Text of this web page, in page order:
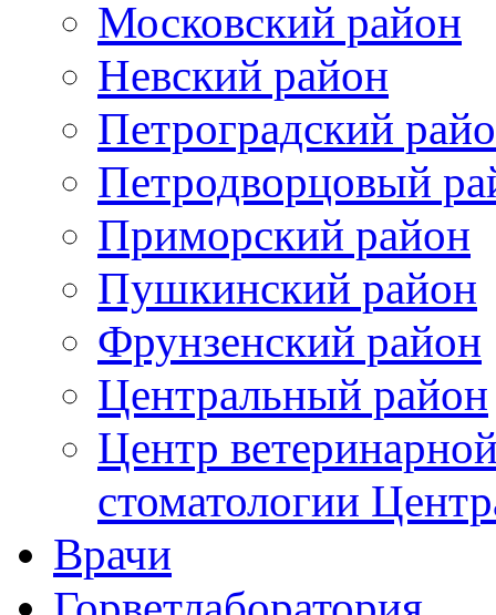
Московский район
Невский район
Петроградский
Петродворцовый
Приморский район
Пушкинский район
Фрунзенский район
Цeнтральный район
Центр
стоматологии
Врачи